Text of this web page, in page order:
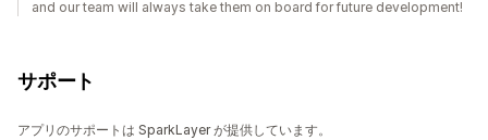
and our team will always take them on board for future development!
サポート
アプリのサポートは SparkLayer が提供しています。